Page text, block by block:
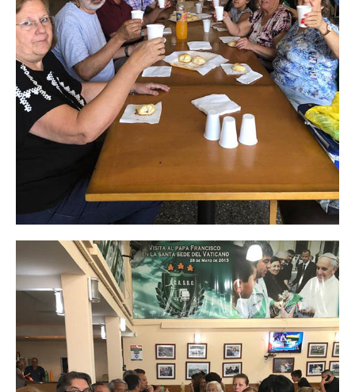
Galería de Delegaciones y Seccionales
Galería de videos
Videos de prevención
Noticias de Delegaciones y Seccionales
Memoria histórica
Novedades
Noticias Fiscalización
Buscar
Secretarías
Secretaría general
Secretaría general adjunta